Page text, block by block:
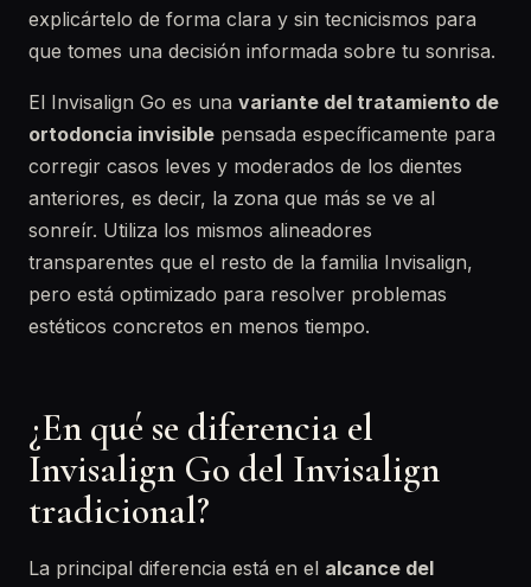
explicártelo de forma clara y sin tecnicismos para
que tomes una decisión informada sobre tu sonrisa.
El Invisalign Go es una variante del tratamiento de
ortodoncia invisible pensada específicamente para
corregir casos leves y moderados de los dientes
anteriores, es decir, la zona que más se ve al
sonreír. Utiliza los mismos alineadores
transparentes que el resto de la familia Invisalign,
pero está optimizado para resolver problemas
estéticos concretos en menos tiempo.
¿En qué se diferencia el
Invisalign Go del Invisalign
tradicional?
La principal diferencia está en el alcance del